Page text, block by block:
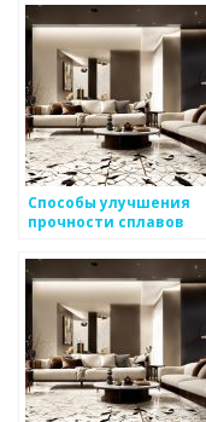
Способы улучшения
прочности сплавов